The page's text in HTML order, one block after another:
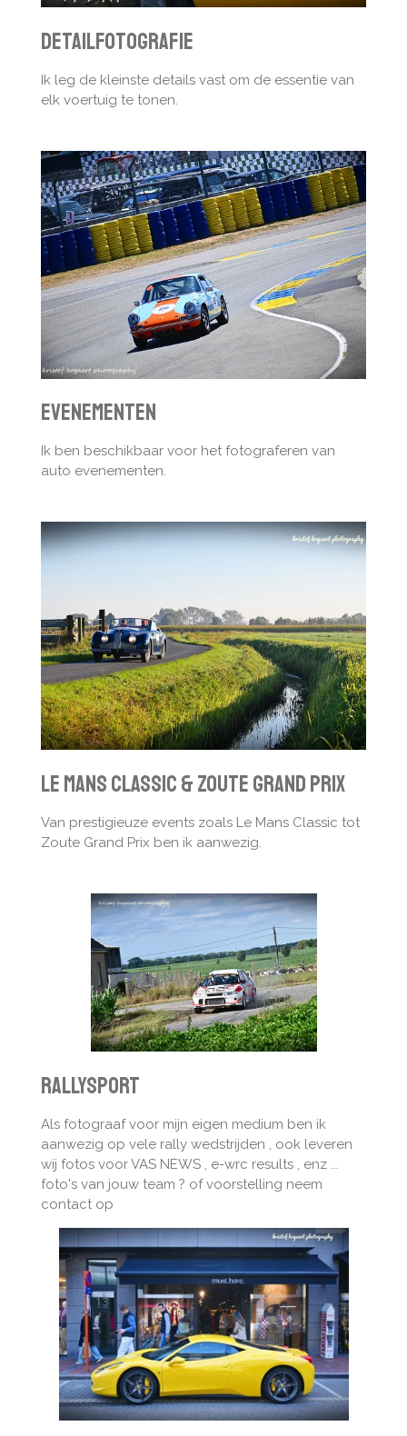
Detailfotografie
Ik leg de kleinste details vast om de essentie van
elk voertuig te tonen.
Evenementen
Ik ben beschikbaar voor het fotograferen van
auto evenementen.
Le Mans Classic & Zoute Grand Prix
Van prestigieuze events zoals Le Mans Classic tot
Zoute Grand Prix ben ik aanwezig.
Rallysport
Als fotograaf voor mijn eigen medium ben ik
aanwezig op vele rally wedstrijden , ook leveren
wij fotos voor VAS NEWS , e-wrc results , enz ...
foto's van jouw team ? of voorstelling neem
contact op